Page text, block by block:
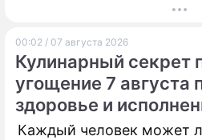
00:02 / 07 августа 2026
Кулинарный секрет
угощение 7 августа
здоровье и
Каждый человек может